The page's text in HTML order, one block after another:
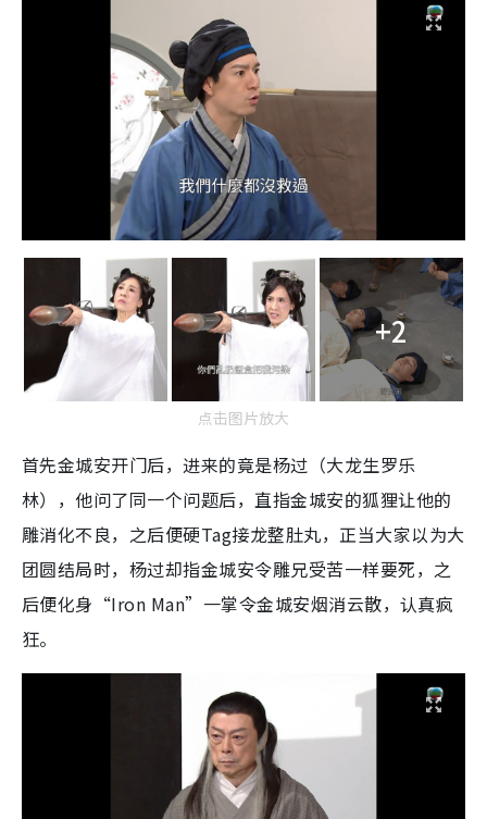
+2
点击图片放大
首先金城安开门后，进来的竟是杨过（大龙生罗乐
林），他问了同一个问题后，直指金城安的狐狸让他的
雕消化不良，之后便硬Tag接龙整肚丸，正当大家以为大
团圆结局时，杨过却指金城安令雕兄受苦一样要死，之
后便化身“Iron Man”一掌令金城安烟消云散，认真疯
狂。